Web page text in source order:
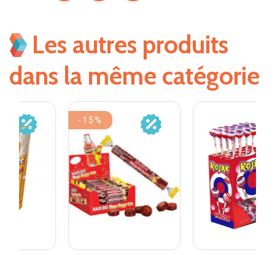
Les autres produits
dans la même catégorie
-15%